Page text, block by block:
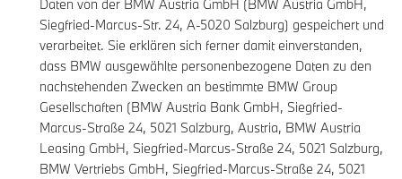
Daten von der BMW Austria GmbH (BMW Austria GmbH,
Siegfried-Marcus-Str. 24, A-5020 Salzburg) gespeichert und
verarbeitet. Sie erklären sich ferner damit einverstanden,
dass BMW ausgewählte personenbezogene Daten zu den
nachstehenden Zwecken an bestimmte BMW Group
Gesellschaften (BMW Austria Bank GmbH, Siegfried-
Marcus-Straße 24, 5021 Salzburg, Austria, BMW Austria
Leasing GmbH, Siegfried-Marcus-Straße 24, 5021 Salzburg,
BMW Vertriebs GmbH, Siegfried-Marcus-Straße 24, 5021